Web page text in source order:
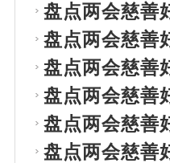
盘点两会慈善
盘点两会慈善
盘点两会慈善
盘点两会慈善
盘点两会慈善
盘点两会慈善